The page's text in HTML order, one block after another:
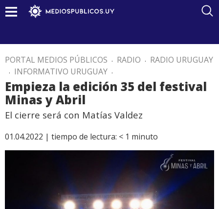
PORTAL MEDIOS PÚBLICOS . RADIO . RADIO URUGUAY
. INFORMATIVO URUGUAY .
Empieza la edición 35 del festival
Minas y Abril
El cierre será con Matías Valdez
01.04.2022 | tiempo de lectura: < 1 minuto